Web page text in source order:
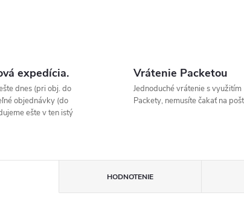
expedícia.
dnes (pri obj. do
objednávky (do
ešte v ten istý
Vrátenie Packetou
Jednoduché vrátenie s využitím
Packety, nemusíte čakať na
HODNOTENIE